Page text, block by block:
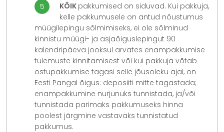
KÕIK pakkumised on siduvad. Kui pakkuja,
kelle pakkumusele on antud nõustumus
müügilepingu sõlmimiseks, ei ole sõlminud
kinnistu müügi- ja asjaõiguslepingut 90
kalendripäeva jooksul arvates enampakkumise
tulemuste kinnitamisest või kui pakkuja võtab
ostupakkumise tagasi selle jõusoleku ajal, on
Eesti Pangal õigus: deposiiti mitte tagastada;
enampakkumine nurjunuks tunnistada, ja/või
tunnistada parimaks pakkumuseks hinna
poolest järgmine vastavaks tunnistatud
pakkumus.